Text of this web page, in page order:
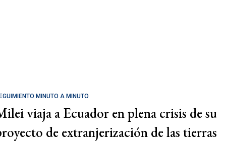
MINUTO A MINUTO
viaja a Ecuador en plena crisis de su
de extranjerización de las tierras